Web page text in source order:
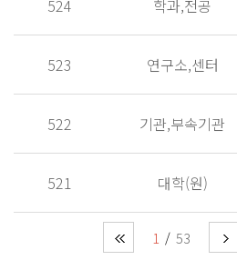
524 학과,전공
523 연구소,센터
522 기관,부속기관
521 대학(원)
1 53